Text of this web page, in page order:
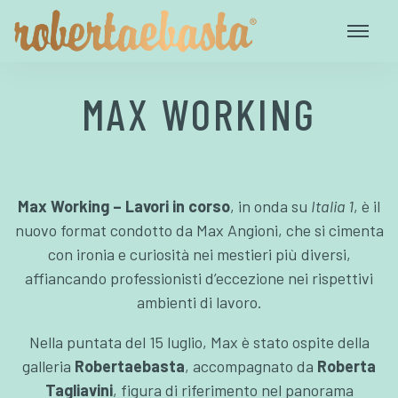
MAX WORKING
Max Working – Lavori in corso, in onda su Italia 1, è il
nuovo format condotto da Max Angioni, che si cimenta
con ironia e curiosità nei mestieri più diversi,
affiancando professionisti d’eccezione nei rispettivi
ambienti di lavoro.
Nella puntata del 15 luglio, Max è stato ospite della
galleria Robertaebasta, accompagnato da Roberta
Tagliavini, figura di riferimento nel panorama